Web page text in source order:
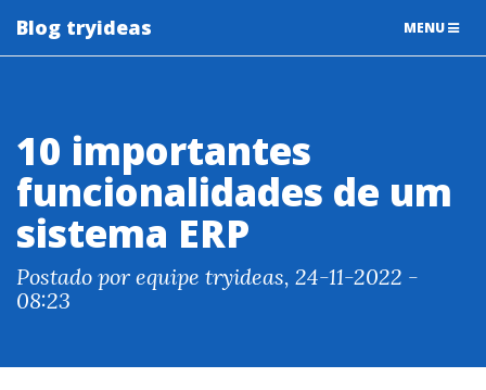
TOGGLE
MENU
Blog tryideas
10 importantes
funcionalidades de um
sistema ERP
Postado por equipe tryideas, 24-11-2022 -
08:23